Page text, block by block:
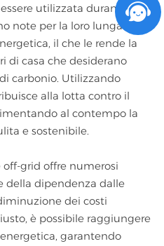
utilizzata durante la
note per la loro lunga
il che le rende la
di casa che desiderano
carbonio. Utilizzando
alla lotta contro il
al contempo la
e sostenibile.
off-grid offre numerosi
della dipendenza dalle
dei costi
è possibile raggiungere
garantendo